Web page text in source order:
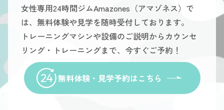
女性専用24時間ジムAmazones（アマゾネス）で
は、無料体験や見学を随時受付しております。
トレーニングマシンや設備のご説明からカウンセ
リング・トレーニングまで、今すぐご予約！
無料体験・見学予約はこちら